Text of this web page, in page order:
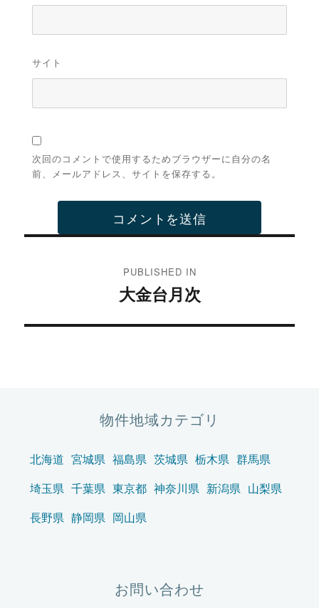
サイト
次回のコメントで使用するためブラウザーに自分の名
前、メールアドレス、サイトを保存する。
ビ
ン
PUBLISHED IN
大金台月次
物件地域カテゴリ
北海道 宮城県 福島県 茨城県 栃木県 群馬県
埼玉県 千葉県 東京都 神奈川県 新潟県 山梨県
長野県 静岡県 岡山県
お問い合わせ